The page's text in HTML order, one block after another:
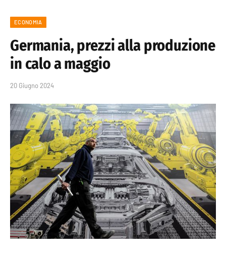
ECONOMIA
Germania, prezzi alla produzione
in calo a maggio
20 Giugno 2024